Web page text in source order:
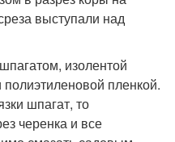
выступали над
изолентой
пленкой.
шпагат, то
черенка и все